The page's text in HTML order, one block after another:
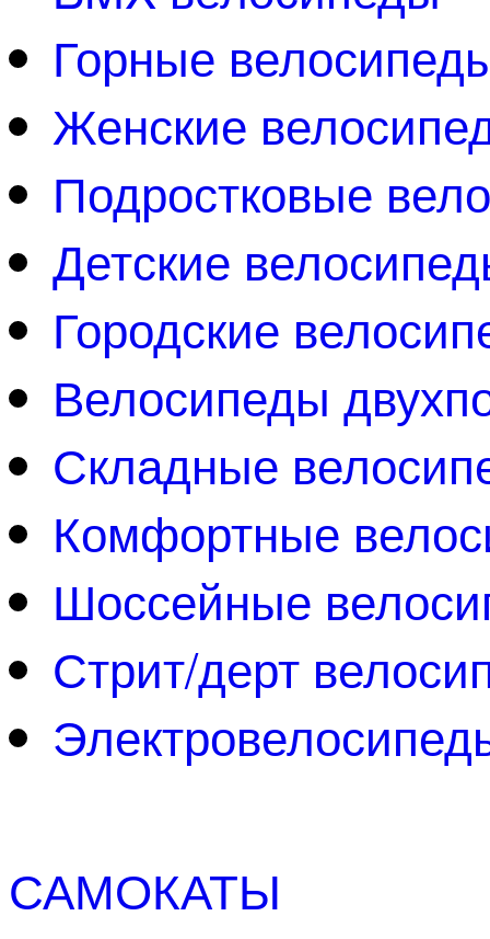
Горные
Женские
Подростковые
Детские
Городские
Велосипеды
Складные
Комфортные
Шоссейные
Стрит/дерт
САМОКАТЫ